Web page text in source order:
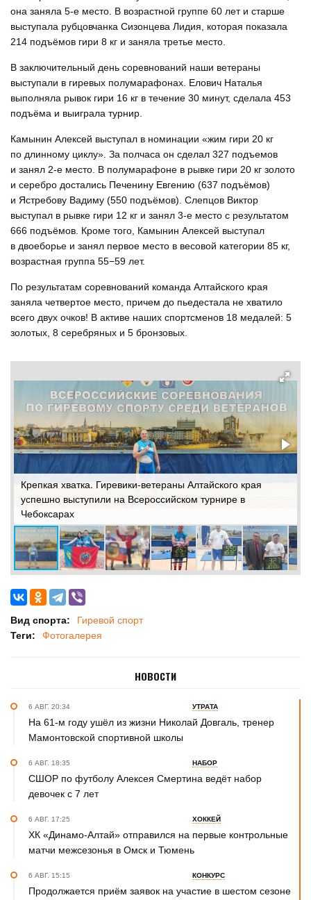
она заняла 5-е место. В возрастной группе 60 лет и старше
выступала рубцовчанка Сизонцева Лидия, которая показала
214 подъёмов гири 8 кг и заняла третье место.
В заключительный день соревнований наши ветераны
выступали в гиревых полумарафонах. Елович Наталья
выполняла рывок гири 16 кг в течение 30 минут, сделала 453
подъёма и выиграла турнир.
Камынин Алексей выступал в номинации «жим гири 20 кг
по длинному циклу». За полчаса он сделал 327 подъемов
и занял 2-е место. В полумарафоне в рывке гири 20 кг золото
и серебро достались Печенину Евгению (637 подъёмов)
и Ястребову Вадиму (550 подъёмов). Слепцов Виктор
выступал в рывке гири 12 кг и занял 3-е место с результатом
666 подъёмов. Кроме того, Камынин Алексей выступал
в двоеборье и занял первое место в весовой категории 85 кг,
возрастная группа 55−59 лет.
По результатам соревнований команда Алтайского края
заняла четвертое место, причем до пьедестала не хватило
всего двух очков! В активе наших спортсменов 18 медалей: 5
золотых, 8 серебряных и 5 бронзовых.
Крепкая хватка. Гиревики-ветераны Алтайского края
успешно выступили на Всероссийском турнире в
Чебоксарах
Вид спорта:
Гиревой спорт
Теги:
Фотогалерея
НОВОСТИ
6 АВГ. 20:34 УТРАТА
На 61-м году ушёл из жизни Николай Довгаль, тренер
Мамонтовской спортивной школы
6 АВГ. 18:35 НАБОР
СШОР по футболу Алексея Смертина ведёт набор
девочек с 7 лет
6 АВГ. 17:25 ХОККЕЙ
ХК «Динамо-Алтай» отправился на первые контрольные
матчи межсезонья в Омск и Тюмень
6 АВГ. 15:15 КОНКУРС
Продолжается приём заявок на участие в шестом сезоне